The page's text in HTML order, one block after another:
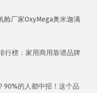
舱厂家OxyMega奥米迦满
行榜：家用商用靠谱品牌
90%的人都中招！这个品